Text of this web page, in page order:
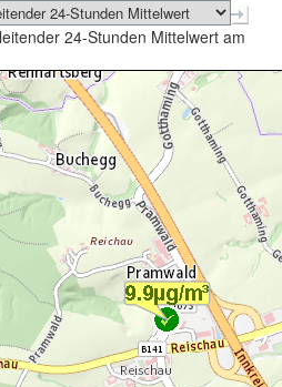
24-Stunden Mittelwert am